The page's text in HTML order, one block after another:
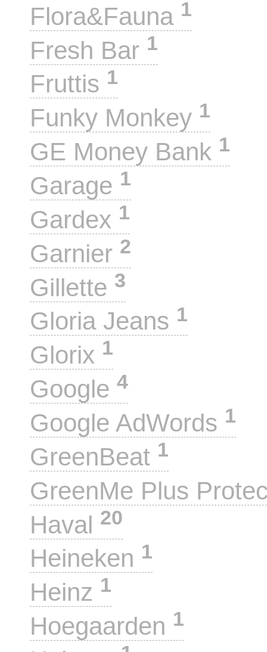
Flora&Fauna 1
Fresh Bar 1
Fruttis 1
Funky Monkey 1
GE Money Bank 1
Garage 1
Gardex 1
Garnier 2
Gillette 3
Gloria Jeans 1
Glorix 1
Google 4
Google AdWords 1
GreenBeat 1
GreenMe Plus
Haval 20
Heineken 1
Heinz 1
Hoegaarden 1